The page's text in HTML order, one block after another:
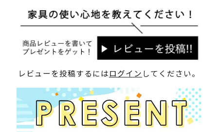
レビューを投稿するにはログイン してください。